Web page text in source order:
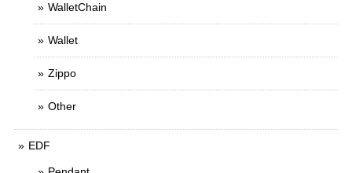
WalletChain
Wallet
Zippo
Other
EDF